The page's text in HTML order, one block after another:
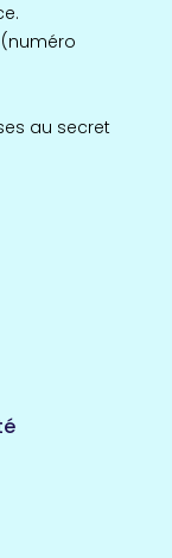
(numéro
au secret